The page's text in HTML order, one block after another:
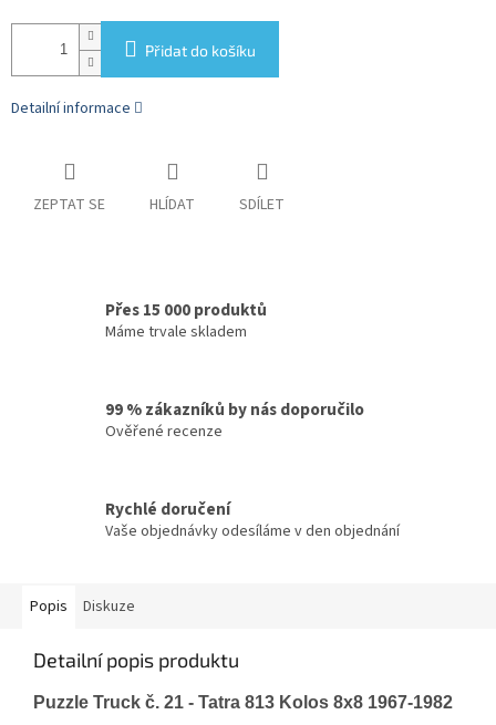
Přidat do košíku
Detailní informace
ZEPTAT SE HLÍDAT SDÍLET
Přes 15 000 produktů
Máme trvale skladem
99 % zákazníků by nás doporučilo
Ověřené recenze
Rychlé doručení
Vaše objednávky odesíláme v den objednání
Popis Diskuze
Detailní popis produktu
Puzzle Truck č. 21 - Tatra 813 Kolos 8x8 1967-1982